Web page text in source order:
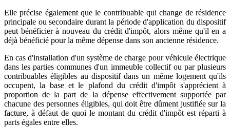
Elle précise également que le contribuable qui change de résidence
principale ou secondaire durant la période d'application du dispositif
peut bénéficier à nouveau du crédit d'impôt, alors même qu'il en a
déjà bénéficié pour la même dépense dans son ancienne résidence.
En cas d'installation d'un système de charge pour véhicule électrique
dans les parties communes d'un immeuble collectif ou par plusieurs
contribuables éligibles au dispositif dans un même logement qu'ils
occupent, la base et le plafond du crédit d'impôt s'apprécient à
proportion de la part de la dépense effectivement supportée par
chacune des personnes éligibles, qui doit être dûment justifiée sur la
facture, à défaut de quoi le montant du crédit d'impôt est réparti à
parts égales entre elles.